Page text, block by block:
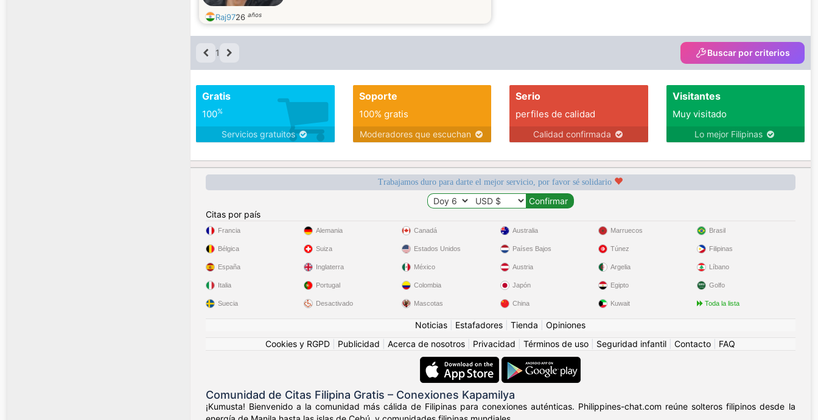
Raj9726 años
1 Buscar por criterios
Gratis
100%
Servicios gratuitos
Soporte
100% gratis
Moderadores que escuchan
Serio
perfiles de calidad
Calidad confirmada
Visitantes
Muy visitado
Lo mejor Filipinas
Trabajamos duro para darte el mejor servicio, por favor sé solidario
Citas por país
Francia
Bélgica
España
Italia
Suecia
Alemania
Suiza
Inglaterra
Portugal
Desactivado
Canadá
Estados Unidos
México
Colombia
Mascotas
Australia
Países Bajos
Austria
Japón
China
Marruecos
Túnez
Argelia
Egipto
Kuwait
Brasil
Filipinas
Líbano
Golfo
Toda la lista
Noticias Estafadores Tienda
Opiniones
Cookies y RGPD
Publicidad Acerca de nosotros Privacidad Términos de uso Seguridad infantil Contacto FAQ
Comunidad de Citas Filipina Gratis – Conexiones Kapamilya
¡Kumusta! Bienvenido a la comunidad más cálida de Filipinas para conexiones auténticas. Philippines-chat.com reúne solteros filipinos desde la